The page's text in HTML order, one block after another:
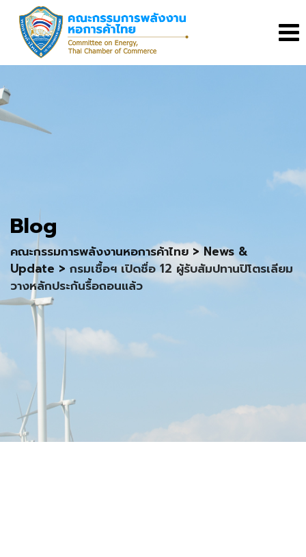
content
Blog
คณะกรรมการพลังงานหอการค้าไทย >News &
Update > กรมเชื้อฯ เปิดชื่อ 12 ผู้รับสัมปทานปิโตรเลียม
วางหลักประกันรื้อถอนแล้ว